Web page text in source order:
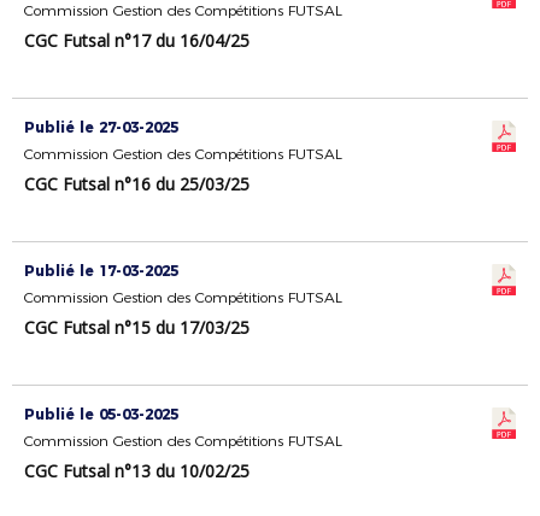
Commission Gestion des Compétitions FUTSAL
CGC Futsal n°17 du 16/04/25
Publié le 27-03-2025
Commission Gestion des Compétitions FUTSAL
CGC Futsal n°16 du 25/03/25
Publié le 17-03-2025
Commission Gestion des Compétitions FUTSAL
CGC Futsal n°15 du 17/03/25
Publié le 05-03-2025
Commission Gestion des Compétitions FUTSAL
CGC Futsal n°13 du 10/02/25